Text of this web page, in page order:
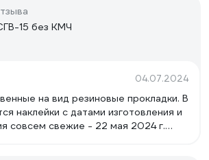
15 без КМЧ
04.07.2024
на вид резиновые прокладки. В
наклейки с датами изготовления и
свежие - 22 мая 2024 г.